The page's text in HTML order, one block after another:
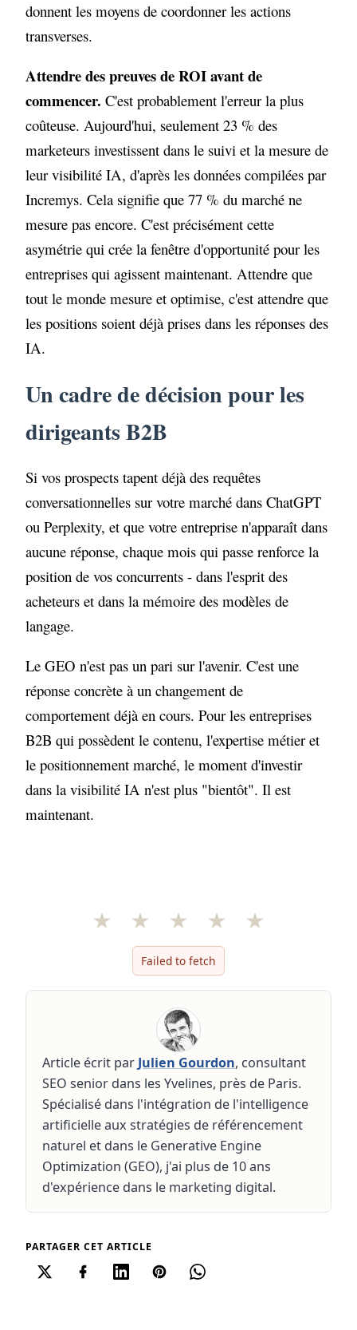
donnent les moyens de coordonner les actions
transverses.
Attendre des preuves de ROI avant de
commencer. C'est probablement l'erreur la plus
coûteuse. Aujourd'hui, seulement 23 % des
marketeurs investissent dans le suivi et la mesure de
leur visibilité IA, d'après les données compilées par
Incremys. Cela signifie que 77 % du marché ne
mesure pas encore. C'est précisément cette
asymétrie qui crée la fenêtre d'opportunité pour les
entreprises qui agissent maintenant. Attendre que
tout le monde mesure et optimise, c'est attendre que
les positions soient déjà prises dans les réponses des
IA.
Un cadre de décision pour les
dirigeants B2B
Si vos prospects tapent déjà des requêtes
conversationnelles sur votre marché dans ChatGPT
ou Perplexity, et que votre entreprise n'apparaît dans
aucune réponse, chaque mois qui passe renforce la
position de vos concurrents - dans l'esprit des
acheteurs et dans la mémoire des modèles de
langage.
Le GEO n'est pas un pari sur l'avenir. C'est une
réponse concrète à un changement de
comportement déjà en cours. Pour les entreprises
B2B qui possèdent le contenu, l'expertise métier et
le positionnement marché, le moment d'investir
dans la visibilité IA n'est plus "bientôt". Il est
maintenant.
★ ★ ★ ★ ★
Failed to fetch
Article écrit par Julien Gourdon, consultant
SEO senior dans les Yvelines, près de Paris.
Spécialisé dans l'intégration de l'intelligence
artificielle aux stratégies de référencement
naturel et dans le Generative Engine
Optimization (GEO), j'ai plus de 10 ans
d'expérience dans le marketing digital.
PARTAGER CET ARTICLE